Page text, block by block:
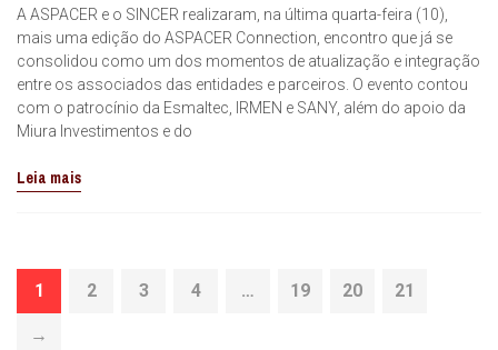
A ASPACER e o SINCER realizaram, na última quarta-feira (10),
mais uma edição do ASPACER Connection, encontro que já se
consolidou como um dos momentos de atualização e integração
entre os associados das entidades e parceiros. O evento contou
com o patrocínio da Esmaltec, IRMEN e SANY, além do apoio da
Miura Investimentos e do
Leia mais
1 2 3 4 … 19 20 21
→